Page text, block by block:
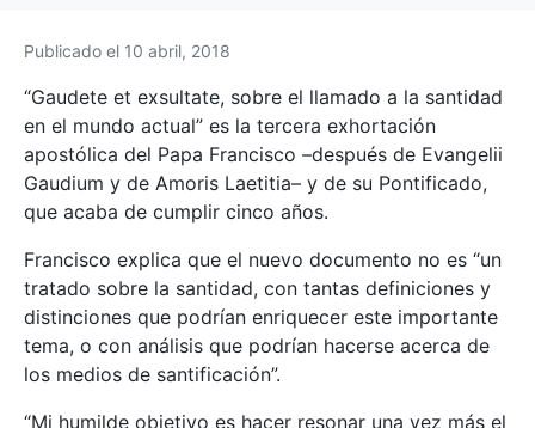
Publicado el 10 abril, 2018
“Gaudete et exsultate, sobre el llamado a la santidad
en el mundo actual” es la tercera exhortación
apostólica del Papa Francisco –después de Evangelii
Gaudium y de Amoris Laetitia– y de su Pontificado,
que acaba de cumplir cinco años.
Francisco explica que el nuevo documento no es “un
tratado sobre la santidad, con tantas definiciones y
distinciones que podrían enriquecer este importante
tema, o con análisis que podrían hacerse acerca de
los medios de santificación”.
“Mi humilde objetivo es hacer resonar una vez más el